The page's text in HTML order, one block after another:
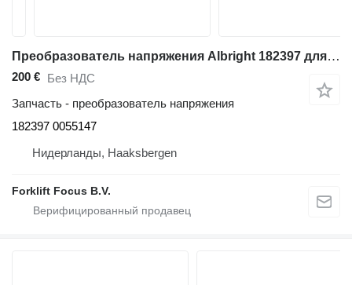
Преобразователь напряжения Albright 182397 для электропогрузчика BT C3E160
200 € Без НДС
Запчасть - преобразователь напряжения
182397 0055147
Нидерланды, Haaksbergen
Forklift Focus B.V.